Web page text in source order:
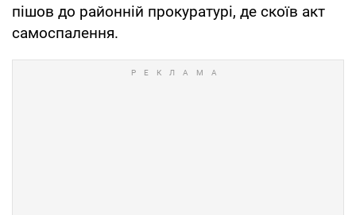
пішов до районній прокуратурі, де скоїв акт
самоспалення.